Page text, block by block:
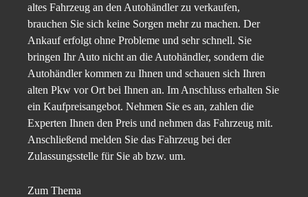
altes Fahrzeug an den Autohändler zu verkaufen,
brauchen Sie sich keine Sorgen mehr zu machen. Der
Ankauf erfolgt ohne Probleme und sehr schnell. Sie
bringen Ihr Auto nicht an die Autohändler, sondern die
Autohändler kommen zu Ihnen und schauen sich Ihren
alten Pkw vor Ort bei Ihnen an. Im Anschluss erhalten Sie
ein Kaufpreisangebot. Nehmen Sie es an, zahlen die
Experten Ihnen den Preis und nehmen das Fahrzeug mit.
Anschließend melden Sie das Fahrzeug bei der
Zulassungsstelle für Sie ab bzw. um.
Zum Thema